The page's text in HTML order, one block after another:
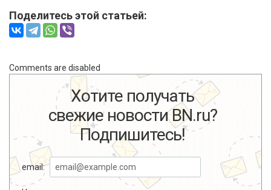
Поделитесь этой статьей:
Comments are disabled
Хотите получать
свежие новости BN.ru?
Подпишитесь!
email: